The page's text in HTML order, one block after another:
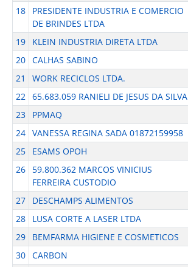
18
PRESIDENTE INDUSTRIA E COMERCIO
DE BRINDES LTDA
19 KLEIN INDUSTRIA DIRETA LTDA
20 CALHAS SABINO
21
WORK RECICLOS LTDA.
22 65.683.059 RANIELI DE JESUS DA SILVA
23
PPMAQ
24 VANESSA REGINA SADA 01872159958
25
ESAMS OPOH
26
59.800.362 MARCOS VINICIUS
FERREIRA CUSTODIO
27 DESCHAMPS ALIMENTOS
28
LUSA CORTE A LASER LTDA
29
BEMFARMA HIGIENE E COSMETICOS
30 CARBON